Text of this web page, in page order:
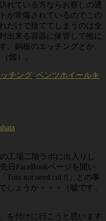
れている方ならお察しの通
が常備されているのでこの
だけで捨ててしまうのは全
出来る容器に保管して他に
。銅板のエッチングとか、
惚）。
チング, ベンツホイールキ
工場二階ラボに出入りし
日FaceBookページを開い
not need cut !!」との事
しょうか・・・（嘘です。
を付けに行こうと思います